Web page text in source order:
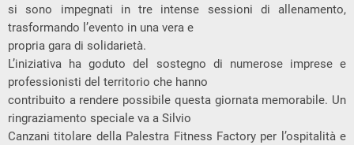
si sono impegnati in tre intense sessioni di allenamento,
trasformando l’evento in una vera e
propria gara di solidarietà.
L’iniziativa ha goduto del sostegno di numerose imprese e
professionisti del territorio che hanno
contribuito a rendere possibile questa giornata memorabile. Un
ringraziamento speciale va a Silvio
Canzani titolare della Palestra Fitness Factory per l’ospitalità e